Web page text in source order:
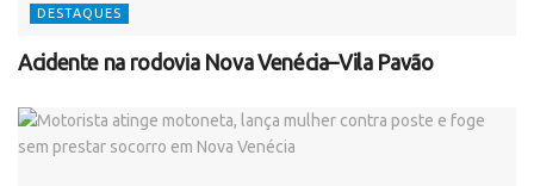
DESTAQUES
Acidente na rodovia Nova Venécia–Vila Pavão